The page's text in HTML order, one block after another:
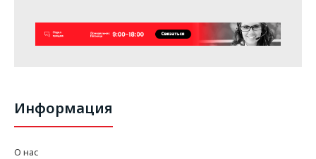
Информация
О нас